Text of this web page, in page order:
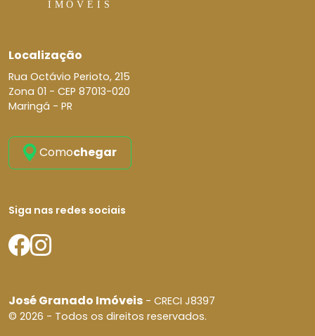
Localização
Rua Octávio Perioto, 215
Zona 01 - CEP 87013-020
Maringá - PR
Comochegar
Siga nas redes sociais
José Granado Imóveis - CRECI J8397
© 2026 - Todos os direitos reservados.